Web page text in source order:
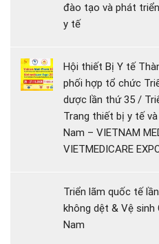
đào tạo và phát
y tế
Hội thiết Bị Y tế
phối hợp tổ chức
dược lần thứ 35 /
Trang thiết bị y tế
Nam – VIETNAM
VIETMEDICARE
Triển lãm quốc tế
không dệt & Vệ sinh
Nam